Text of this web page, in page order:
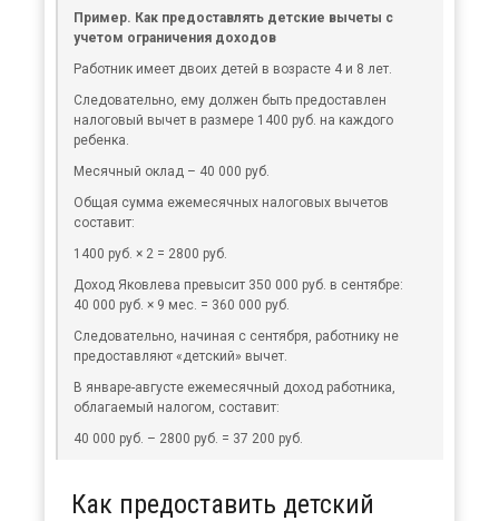
Пример. Как предоставлять детские вычеты с
учетом ограничения доходов
Работник имеет двоих детей в возрасте 4 и 8 лет.
Следовательно, ему должен быть предоставлен
налоговый вычет в размере 1400 руб. на каждого
ребенка.
Месячный оклад – 40 000 руб.
Общая сумма ежемесячных налоговых вычетов
составит:
1400 руб. × 2 = 2800 руб.
Доход Яковлева превысит 350 000 руб. в сентябре:
40 000 руб. × 9 мес. = 360 000 руб.
Следовательно, начиная с сентября, работнику не
предоставляют «детский» вычет.
В январе-августе ежемесячный доход работника,
облагаемый налогом, составит:
40 000 руб. – 2800 руб. = 37 200 руб.
Как предоставить детский